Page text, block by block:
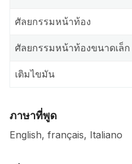
ศัลยกรรมหน้าท้อง
ศัลยกรรมหน้าท้องขนาดเล็ก
เติมไขมัน
ภาษาที่พูด
English, français, Italiano